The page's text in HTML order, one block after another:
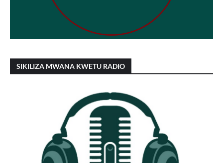
SIKILIZA MWANA KWETU RADIO